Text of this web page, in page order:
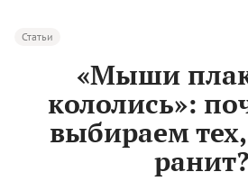
Статьи
«Мыши
кололись»:
выбираем
ранит?